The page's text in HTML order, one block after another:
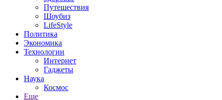
Путешествия
Шоубиз
LifeStyle
Политика
Экономика
Технологии
Интернет
Гаджеты
Наука
Космос
Еще